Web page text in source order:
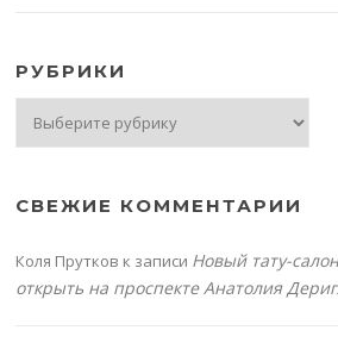
РУБРИКИ
СВЕЖИЕ КОММЕНТАРИИ
Коля Прутков к записи Новый тату-
открыть на проспекте Анатолия